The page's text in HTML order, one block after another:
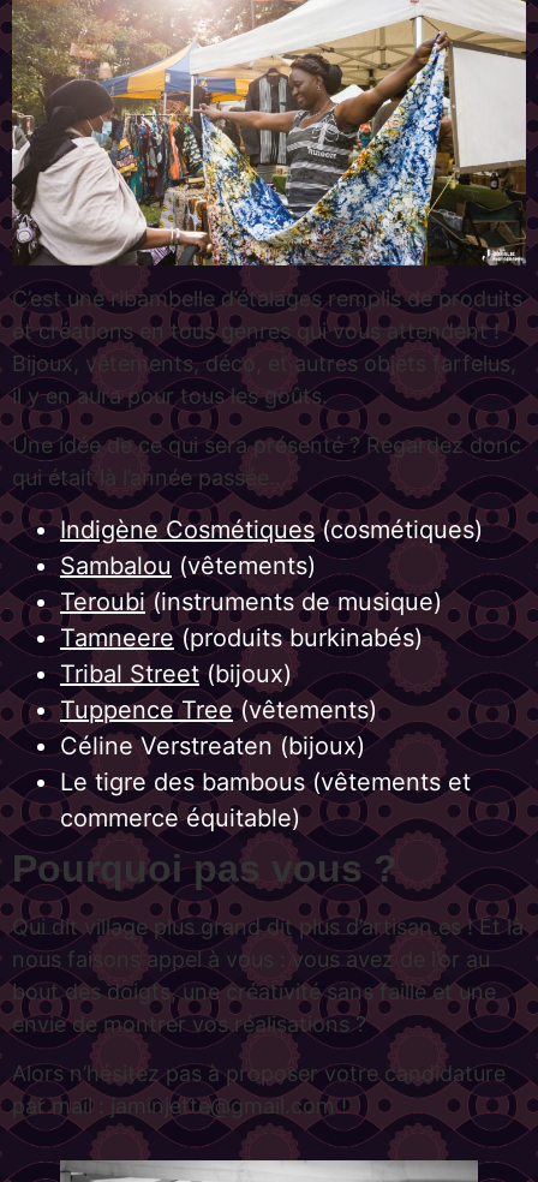
C’est une ribambelle d’étalages remplis de produits
et créations en tous genres qui vous attendent !
Bijoux, vêtements, déco, et autres objets farfelus,
il y en aura pour tous les goûts.
Une idée de ce qui sera présenté ? Regardez donc
qui était là l’année passée…
Indigène Cosmétiques(cosmétiques)
Sambalou (vêtements)
Teroubi(instruments de musique)
Tamneere(produits burkinabés)
Tribal Street(bijoux)
Tuppence Tree(vêtements)
Céline Verstreaten (bijoux)
Le tigre des bambous (vêtements et
commerce équitable)
Pourquoi pas vous ?
Qui dit village plus grand dit plus d’artisan.es ! Et là
nous faisons appel à vous : vous avez de l’or au
bout des doigts, une créativité sans faille et une
envie de montrer vos réalisations ?
Alors n’hésitez pas à proposer votre candidature
par mail : jaminjette@gmail.com !